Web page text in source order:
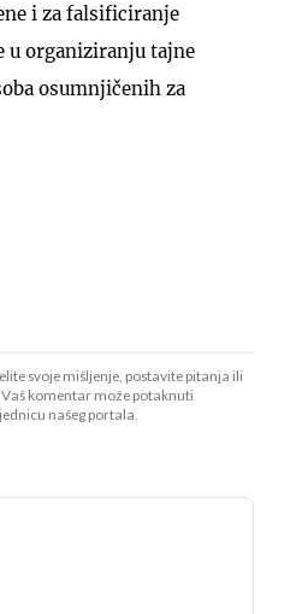
i za falsificiranje
u organiziranju tajne
osumnjičenih za
svoje mišljenje, postavite pitanja ili
komentar može potaknuti
našeg portala.